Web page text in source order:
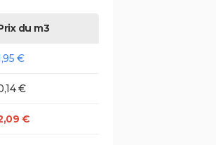
du m3
€
€
€